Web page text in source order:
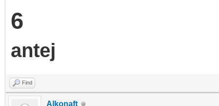
6
antej
Find
Alkonaft